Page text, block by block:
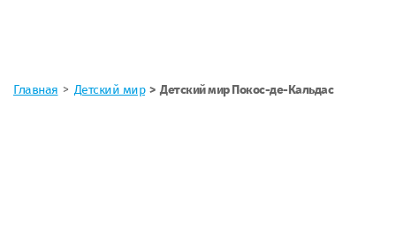
Главная Детский мир Детский мир Покос-де-Кальдас